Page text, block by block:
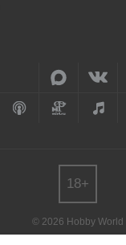
© 2026 Hobby World
18+